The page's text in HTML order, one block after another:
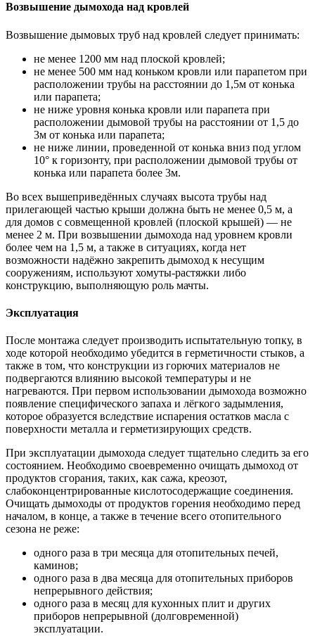
Возвышение дымохода над кровлей
Возвышение дымовых труб над кровлей следует принимать:
не менее 1200 мм над плоской кровлей;
не менее 500 мм над коньком кровли или парапетом при
расположении трубы на расстоянии до 1,5м от конька
или парапета;
не ниже уровня конька кровли или парапета при
расположении дымовой трубы на расстоянии от 1,5 до
3м от конька или парапета;
не ниже линии, проведенной от конька вниз под углом
10° к горизонту, при расположении дымовой трубы от
конька или парапета более 3м.
Во всех вышеприведённых случаях высота трубы над
прилегающей частью крыши должна быть не менее 0,5 м, а
для домов с совмещенной кровлей (плоской крышей) — не
менее 2 м. При возвышении дымохода над уровнем кровли
более чем на 1,5 м, а также в ситуациях, когда нет
возможности надёжно закрепить дымоход к несущим
сооружениям, используют хомуты-растяжки либо
конструкцию, выполняющую роль мачты.
Эксплуатация
После монтажа следует производить испытательную топку, в
ходе которой необходимо убедится в герметичности стыков, а
также в том, что конструкции из горючих материалов не
подвергаются влиянию высокой температуры и не
нагреваются. При первом использовании дымохода возможно
появление специфического запаха и лёгкого задымления,
которое образуется вследствие испарения остатков масла с
поверхности металла и герметизирующих средств.
При эксплуатации дымохода следует тщательно следить за его
состоянием. Необходимо своевременно очищать дымоход от
продуктов сгорания, таких, как сажа, креозот,
слабоконцентрированные кислотосодержащие соединения.
Очищать дымоходы от продуктов горения необходимо перед
началом, в конце, а также в течение всего отопительного
сезона не реже:
одного раза в три месяца для отопительных печей,
каминов;
одного раза в два месяца для отопительных приборов
непрерывного действия;
одного раза в месяц для кухонных плит и других
приборов непрерывной (долговременной)
эксплуатации.